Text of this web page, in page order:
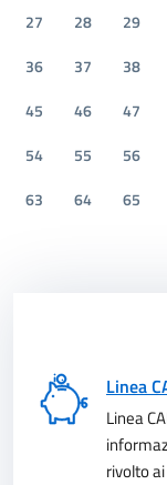
27
28 29
36
37 38
45
46 47
54
55 56
63
64 65
Linea
Linea
rivolto